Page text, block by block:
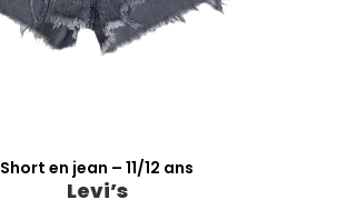
Short en jean – 11/12 ans
Levi’s